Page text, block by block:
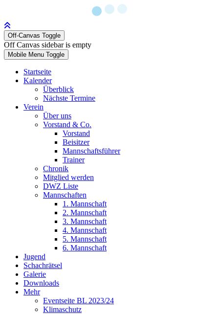
Off-Canvas Toggle
Off Canvas sidebar is empty
Mobile Menu Toggle
Startseite
Kalender
Überblick
Nächste Termine
Verein
Über uns
Vorstand & Co.
Vorstand
Beisitzer
Mannschaftsführer
Trainer
Chronik
Mitglied werden
DWZ Liste
Mannschaften
1. Mannschaft
2. Mannschaft
3. Mannschaft
4. Mannschaft
5. Mannschaft
6. Mannschaft
Jugend
Schachrätsel
Galerie
Downloads
Mehr
Eventseite BL 2023/24
Klimaschutz